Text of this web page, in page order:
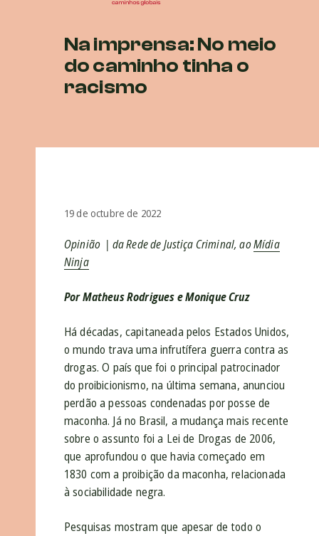
Na imprensa: No meio
do caminho tinha o
racismo
19 de octubre de 2022
Opinião | da Rede de Justiça Criminal, aoMídia
Ninja
Por Matheus Rodrigues e Monique Cruz
Há décadas, capitaneada pelos Estados Unidos,
o mundo trava uma infrutífera guerra contra as
drogas. O país que foi o principal patrocinador
do proibicionismo, na última semana, anunciou
perdão a pessoas condenadas por posse de
maconha. Já no Brasil, a mudança mais recente
sobre o assunto foi a Lei de Drogas de 2006,
que aprofundou o que havia começado em
1830 com a proibição da maconha, relacionada
à sociabilidade negra.
Pesquisas mostram que apesar de todo o